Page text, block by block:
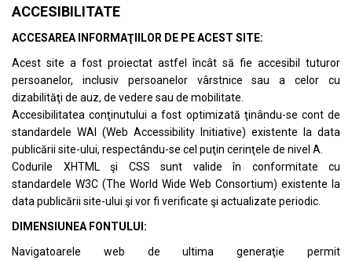
ACCESIBILITATE
ACCESAREA INFORMAŢIILOR DE PE ACEST SITE:
Acest site a fost proiectat astfel încât să fie accesibil tuturor
persoanelor, inclusiv persoanelor vârstnice sau a celor cu
dizabilităţi de auz, de vedere sau de mobilitate.
Accesibilitatea conţinutului a fost optimizată ţinându-se cont de
standardele WAI (Web Accessibility Initiative) existente la data
publicării site-ului, respectându-se cel puţin cerinţele de nivel A.
Codurile XHTML şi CSS sunt valide în conformitate cu
standardele W3C (The World Wide Web Consortium) existente la
data publicării site-ului şi vor fi verificate şi actualizate periodic.
DIMENSIUNEA FONTULUI:
Navigatoarele web de ultima generaţie permit